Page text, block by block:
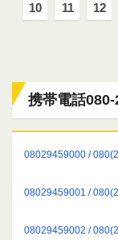
10
11 12
携帯電話
08029459000 /
08029459001 /
08029459002 /